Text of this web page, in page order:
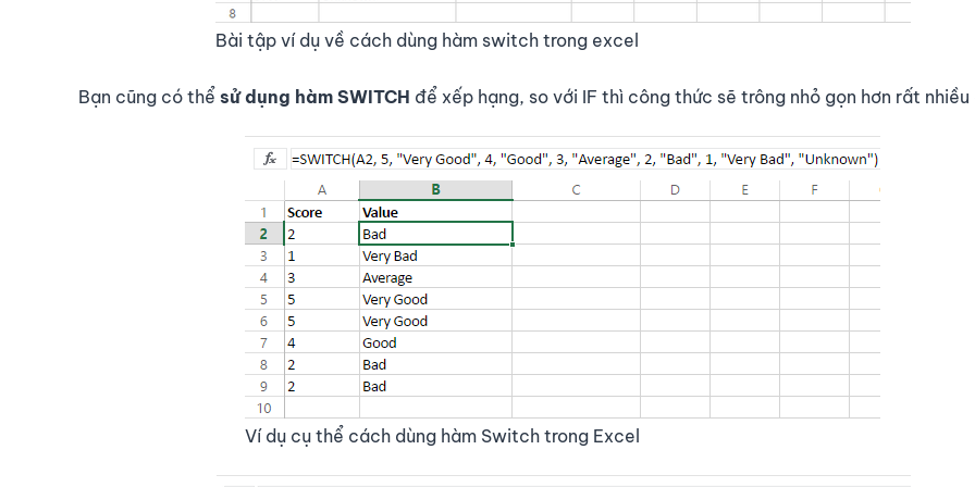
Bài tập ví dụ về cách dùng hàm switch trong excel
Bạn cũng có thể sử dụng hàm SWITCH để xếp hạng, so với IF thì công thức sẽ trông nhỏ gọn hơn rất
Ví dụ cụ thể cách dùng hàm Switch trong Excel